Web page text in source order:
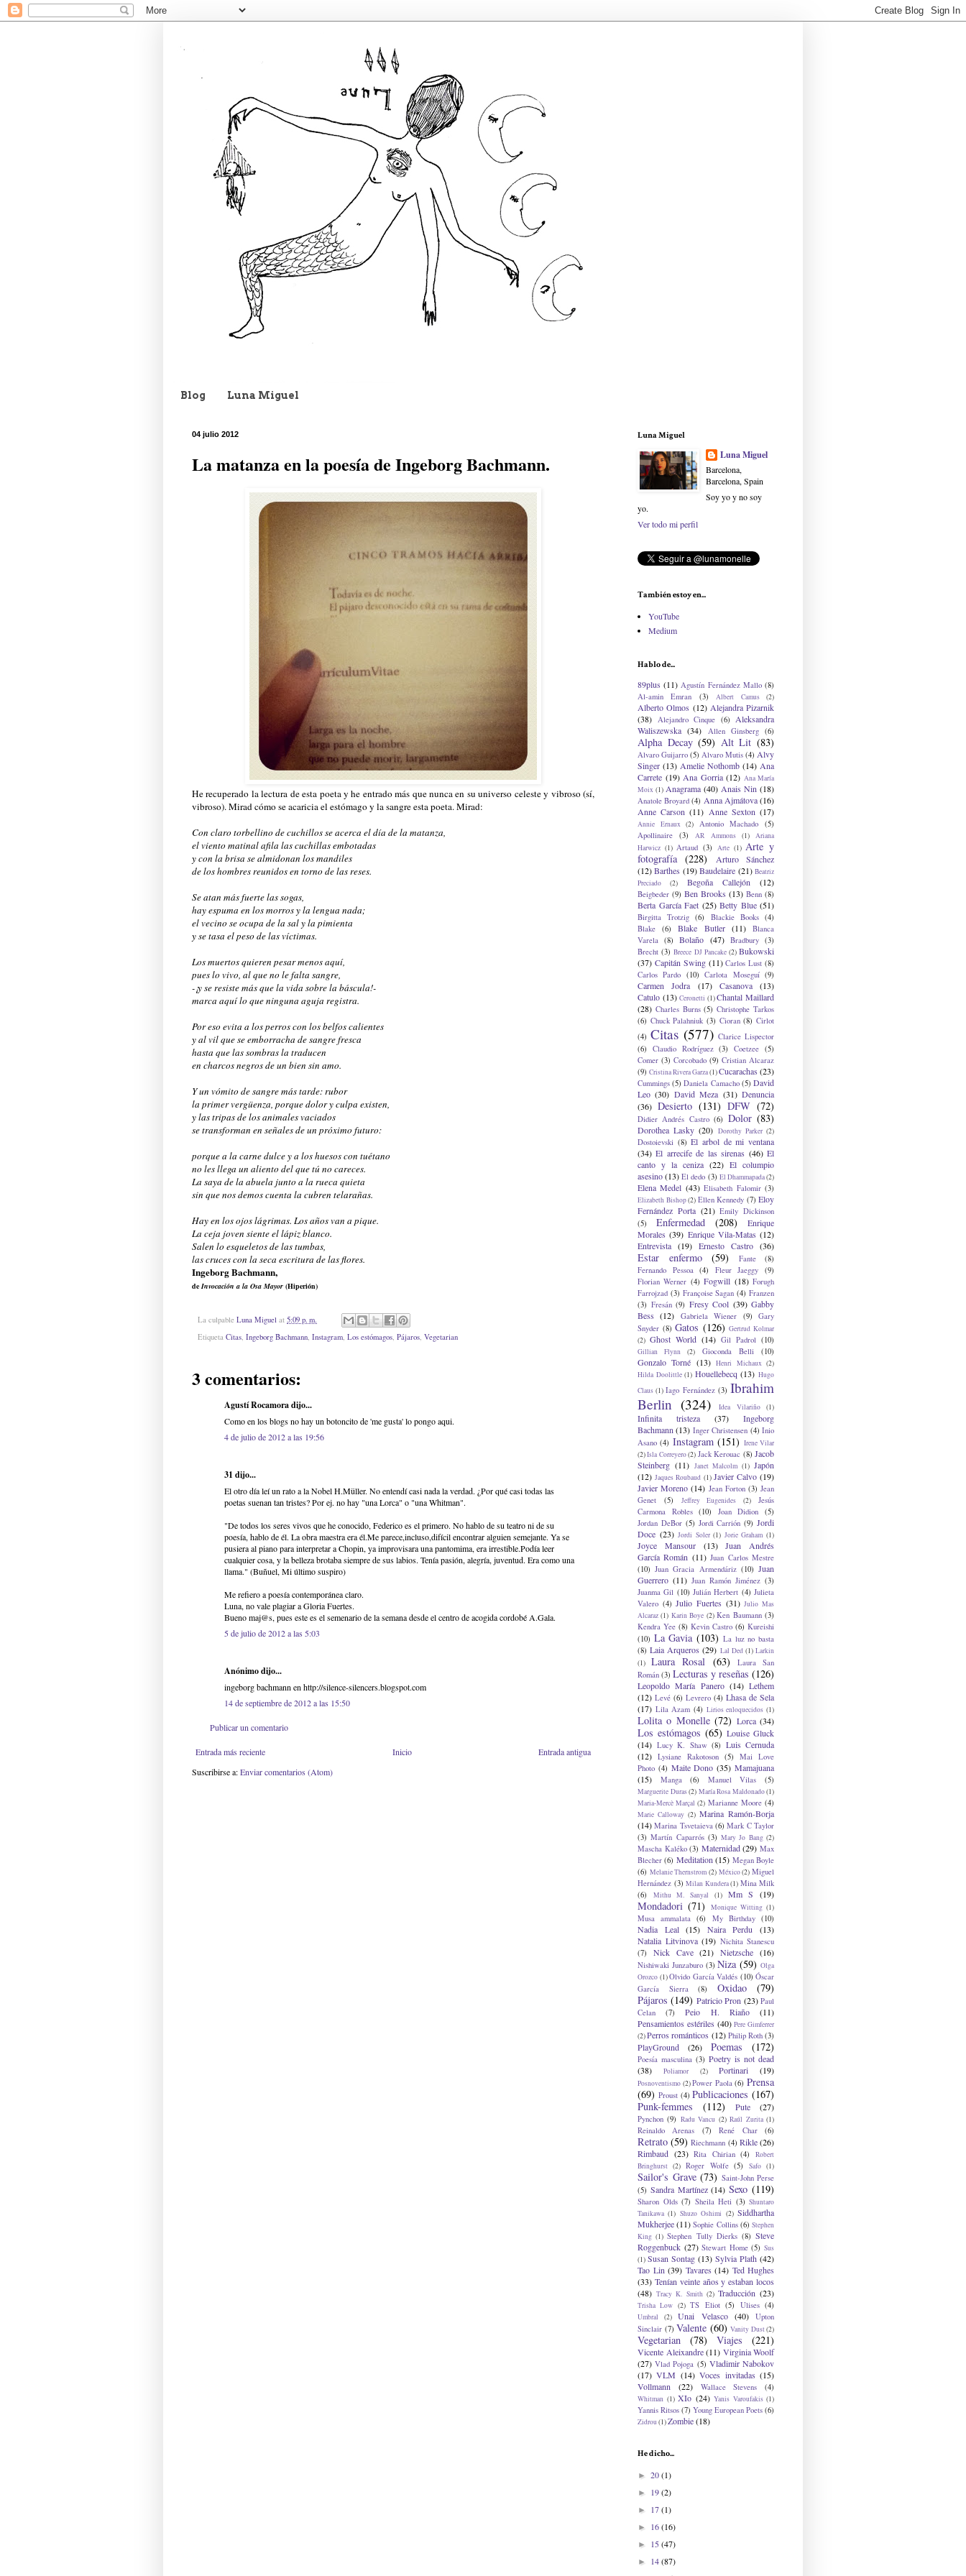
Blog Luna Miguel
04 julio 2012
La matanza en la poesía de Ingeborg Bachmann.
He recuperado la lectura de esta poeta y he entrado más que nunca en su universo celeste y vibroso (sí,
vibroso). Mirad cómo se acaricia el estómago y la sangre esta poeta. Mirad:
Con claro torbellino de cuchillos se acerca el día de la matanza,
el viento matinal afila las cuchillas embotadas
y con la brisa se almidonan los mandiles
de los hombres reunidos en torno de las reses.
Se atan más fuerte las sogas,
hay espuma en los morros y la lengua nada;
el vecino se ocupa de la sal y la pimienta
y se tasa el peso de las víctimas.
Los muertos quieren pesar menos aquí,
pues lo vivo, al que no le falta sangre,
-¡y se resiste más que la vida sobre la báscula!-
marca aquí lo que ninguna aguja registra.
Por eso evita a los perros con los belfos calientes
y al vil que se emborracha de sangre fresca
hasta que las sombras la traducen
en charcos negros de un bien sin amo.
Y un vómito de sangre más tarde: rubor
la primer vergüenza, porque dolor y culpa existen,
y las tripas de los animales vaciados
se transforman en señales de un próximo futuro:
porque a la carne dulce y a los huesos con tuétano
no les llega un aliento del que tú no careces.
La saya de la abuela junto a la rueca quieta
sin que nos demos cuenta la cubren telarañas.
Hay en los ojos lágrimas. Los años van a pique.
La ceja joven siente el lápiz blanco.
Salen lo esqueletos de las tumbas,
las cruces con la seca escritura de las flores.
Ingeborg Bachmann,
deInvocación a la Osa Mayor (Hiperión)
La culpable Luna Miguel at 5:09 p. m.
Etiqueta Citas, Ingeborg Bachmann, Instagram, Los estómagos, Pájaros, Vegetarian
3 comentarios:
Agustí Rocamora dijo...
Como en los blogs no hay un botoncito de 'me gusta' lo pongo aqui.
4 de julio de 2012 a las 19:56
31 dijo...
El otro día leí un rato a la Nobel H.Müller. No entendí casi nada la verdad. ¿Por qué casi todas las
poetas suenan tan tristes? Por ej. no hay "una Lorca" o "una Whitman".
"De todos los seres vivos que he conocido, Federico es el primero. No hablo de su teatro ni de su
poesía, hablo de él. La obra maestra era él.Me parece,incluso,difícil encontrar alguien semejante. Ya se
pusiera al piano para interpretar a Chopin, ya improvisara una pantomima, era irrestible.Podía leer
cualquier cosa, y la belleza brotaba siempre de sus labios. Tenía pasión, alegría, juventud. Era como una
llama." (Buñuel, Mi último suspiro)
Me refiero a poesía contemporánea claro.
Luna, no vale plagiar a Gloria Fuertes.
Bueno maj@s, pues este es el semenario de la semana desde el centro de acogida cordobé A.Gala.
5 de julio de 2012 a las 5:03
Anónimo dijo...
ingeborg bachmann en http://silence-silencers.blogspot.com
14 de septiembre de 2012 a las 15:50
Publicar un comentario
Entrada más reciente Entrada antigua
Inicio
Suscribirse a:Enviar comentarios (Atom)
Luna Miguel
Luna Miguel
Barcelona,
Barcelona, Spain
Soy yo y no soy
yo.
Ver todo mi perfil
También estoy en...
YouTube
Medium
Hablo de...
89plus (11) Agustín Fernández Mallo (8)
Al-amin Emran
(3) Albert Camus (2)
Alberto Olmos (12) Alejandra Pizarnik
(38)
Alejandro Cinque (6)
Aleksandra
Waliszewska (34) Allen Ginsberg (6)
Alpha Decay (59) Alt Lit (83)
Alvaro Guijarro (5) Alvaro Mutis (4) Alvy
Singer (13) Amelie Nothomb (14) Ana
Carrete (19) Ana Gorria (12) Ana María
Moix (1) Anagrama (40) Anais Nin (18)
Anatole Broyard (4) Anna Ajmátova (16)
Anne Carson (11) Anne Sexton (17)
Annie Ernaux (2) Antonio Machado
(5)
Apollinaire
(3) AR Ammons (1)
Ariana
Harwicz (1) Artaud (3) Arte (1) Arte y
fotografía (228)
Arturo Sánchez
(12) Barthes (19) Baudelaire (21) Beatriz
Preciado
(2) Begoña Callejón (12)
Beigbeder (9) Ben Brooks (13) Benn (8)
Berta García Faet (25) Betty Blue (51)
Birgitta Trotzig (6) Blackie Books (4)
Blake
(6) Blake Butler (11)
Blanca
Varela
(8) Bolaño (47) Bradbury (3)
Brecht (3) Breece DJ Pancake (2) Bukowski
(37) Capitán Swing (11) Carlos Lust (8)
Carlos Pardo (10) Carlota Moseguí (9)
Carmen Jodra (17) Casanova
(13)
Catulo (13) Ceronetti (1) Chantal Maillard
(28) Charles Burns (5) Christophe Tarkos
(6) Chuck Palahniuk (3) Cioran (8) Cirlot
(4) Citas (577) Clarice Lispector
(6)
Claudio Rodríguez (3) Coetzee (5)
Comer (3) Corcobado (9) Cristian Alcaraz
(9) Cristina Rivera Garza(1)Cucarachas (23)
Cummings (5) Daniela Camacho (5) David
Leo (30) David Meza (31) Denuncia
(36) Desierto (131) DFW (72)
Didier Andrés Castro (6) Dolor (83)
Dorothea Lasky (20) Dorothy Parker (2)
Dostoievski (8) El arbol de mi ventana
(34) El arrecife de las sirenas (46) El
canto y la ceniza (22) El columpio
asesino(13) El dedo (3) El Dhammapada(2)
Elena Medel (43) Elisabeth Falomir (3)
Elizabeth Bishop(2) Ellen Kennedy (7) Eloy
Fernández Porta (21) Emily Dickinson
(5)
Enfermedad (208)
Enrique
Morales (39) Enrique Vila-Matas (12)
Entrevista (19) Ernesto Castro (36)
Estar enfermo (59) Fante
(8)
Fernando Pessoa
(4) Fleur Jaeggy
(9)
Florian Werner (4) Fogwill (18) Forugh
Farrojzad (3) Françoise Sagan (4) Franzen
(3) Fresán (9) Fresy Cool (39) Gabby
Bess (12) Gabriela Wiener (9)
Gary
Snyder (8) Gatos (126) Gertrud Kolmar
(2) Ghost World (14) Gil Padrol (10)
Gillian Flynn (2) Gioconda Belli (10)
Gonzalo Torné (13) Henri Michaux (2)
Hilda Doolittle (1) Houellebecq (13) Hugo
Claus (1) Iago Fernández (3) Ibrahim
Berlin (324) Idea Vilariño (1)
Infinita tristeza (37)
Ingeborg
Bachmann (13) Inger Christensen (4) Inio
Asano (4) Instagram (151) Irene Vilar
(2)Isla Correyero(2) Jack Kerouac (8) Jacob
Steinberg (11) Janet Malcolm (1) Japón
(12) Jaques Roubaud (1) Javier Calvo (19)
Javier Moreno (14) Jean Forton (3) Jean
Genet
(5) Jeffrey Eugenides (2)
Jesús
Carmona Robles
(10) Joan Didion
(5)
Jordan DeBor (5) Jordi Carrión (9) Jordi
Doce (23) Jordi Soler (1) Jorie Graham (1)
Joyce Mansour (13)
Juan Andrés
García Román (11) Juan Carlos Mestre
(10) Juan Gracia Armendáriz (10) Juan
Guerrero (11) Juan Ramón Jiménez (3)
Juanma Gil (10) Julián Herbert (4) Julieta
Valero (4) Julio Fuertes (31) Julio Mas
Alcaraz (1) Karin Boye (2) Ken Baumann (3)
Kendra Yee (8) Kevin Castro (6) Kureishi
(10) La Gavia (103) La luz no basta
(8) Laia Arqueros (29) Lal Ded (1) Larkin
(1)
Laura Rosal (63)
Laura San
Román (3) Lecturas y reseñas (126)
Leopoldo María Panero (14) Lethem
(12) Levé (6) Levrero (4) Lhasa de Sela
(17) Lila Azam (4) Lirios enloquecidos (1)
Lolita o Monelle (72) Lorca (34)
Los estómagos (65) Louise Gluck
(14) Lucy K. Shaw (8) Luis Cernuda
(12) Lysiane Rakotoson (5)
Mai Love
Photo (4) Maite Dono (35) Mamajuana
(15)
Manga (6) Manuel Vilas (5)
Marguerite Duras(2) María Rosa Maldonado(1)
Maria-Mercè Marçal (2) Marianne Moore (4)
Marie Calloway (2) Marina Ramón-Borja
(14) Marina Tsvetaieva (6) Mark C Taylor
(3) Martín Caparrós (3) Mary Jo Bang (2)
Mascha Kaléko (3) Maternidad (29) Max
Blecher (6) Meditation (15) Megan Boyle
(6) Melanie Thernstrom (2) México (2) Miguel
Hernández (3) Milan Kundera(1) Mina Milk
(6)
Mithu M. Sanyal (1) Mm S (19)
Mondadori (71) Monique Witting (1)
Musa ammalata (6) My Birthday (10)
Nadia Leal (15) Naira Perdu
(13)
Natalia Litvinova (19) Nichita Stanescu
(7)
Nick Cave (21) Nietzsche (16)
Nishiwaki Junzaburo (3) Niza (59) Olga
Orozco (1)Olvido García Valdés (10) Óscar
García Sierra
(8) Oxidao
(79)
Pájaros (149) Patricio Pron (23) Paul
Celan
(7) Peio H. Riaño
(11)
Pensamientos estériles (40) Pere Gimferrer
(2)Perros románticos (12) Philip Roth (3)
PlayGround (26) Poemas (172)
Poesía masculina (3) Poetry is not dead
(38)
Poliamor (2) Portinari (19)
Posnoventismo (2) Power Paola (6) Prensa
(69) Proust (4) Publicaciones (167)
Punk-femmes
(112) Pute (27)
Pynchon (9) Radu Vancu (2) Raúl Zurita (1)
Reinaldo Arenas (7) René Char (6)
Retrato (59) Riechmann (4) Rikle (26)
Rimbaud (23) Rita Chirian (4)
Robert
Bringhurst (2) Roger Wolfe (5) Safo (1)
Sailor's Grave (73) Saint-John Perse
(5) Sandra Martínez (14) Sexo (119)
Sharon Olds (7) Sheila Heti (3) Shuntaro
Tanikawa (1) Shuzo Oshimi (2) Siddhartha
Mukherjee (11) Sophie Collins (6) Stephen
King (1) Stephen Tully Dierks (8) Steve
Roggenbuck (27) Stewart Home (5) Sus
(1) Susan Sontag (13) Sylvia Plath (42)
Tao Lin (39) Tavares (14) Ted Hughes
(33) Tenían veinte años y estaban locos
(48) Tracy K. Smith (2) Traducción (23)
Trisha Low (2) TS Eliot (5) Ulises (4)
Umbral (2) Unai Velasco (40)
Upton
Sinclair (7) Valente (60) Vanity Dust(2)
Vegetarian (78) Viajes (221)
Vicente Aleixandre (11) Virginia Woolf
(27) Vlad Pojoga (5) Vladimir Nabokov
(17) VLM (14) Voces invitadas (15)
Vollmann
(22) Wallace Stevens (4)
Whitman (1) XIo (24) Yanis Varoufakis (1)
Yannis Ritsos (7) Young European Poets (6)
Zidrou(1)Zombie(18)
He dicho...
► 20(1)
► 19(2)
► 17(1)
► 16(16)
► 15(47)
► 14(87)